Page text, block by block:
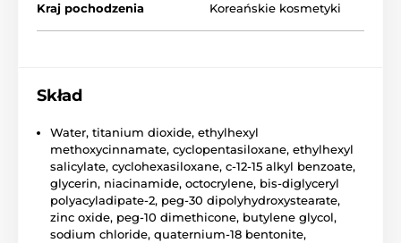
Kraj pochodzenia Koreańskie kosmetyki
Skład
Water, titanium dioxide, ethylhexyl
methoxycinnamate, cyclopentasiloxane, ethylhexyl
salicylate, cyclohexasiloxane, c-12-15 alkyl benzoate,
glycerin, niacinamide, octocrylene, bis-diglyceryl
polyacyladipate-2, peg-30 dipolyhydroxystearate,
zinc oxide, peg-10 dimethicone, butylene glycol,
sodium chloride, quaternium-18 bentonite,